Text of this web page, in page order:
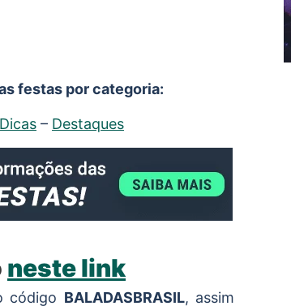
festas por categoria:
– Destaques
neste link
código BALADASBRASIL, assim